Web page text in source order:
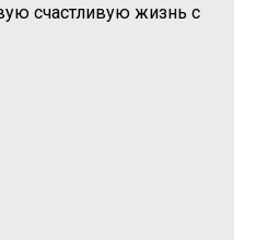
счастливую жизнь с